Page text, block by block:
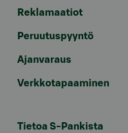
Reklamaatiot
Peruutuspyyntö
Ajanvaraus
Verkkotapaaminen
Tietoa S-Pankista